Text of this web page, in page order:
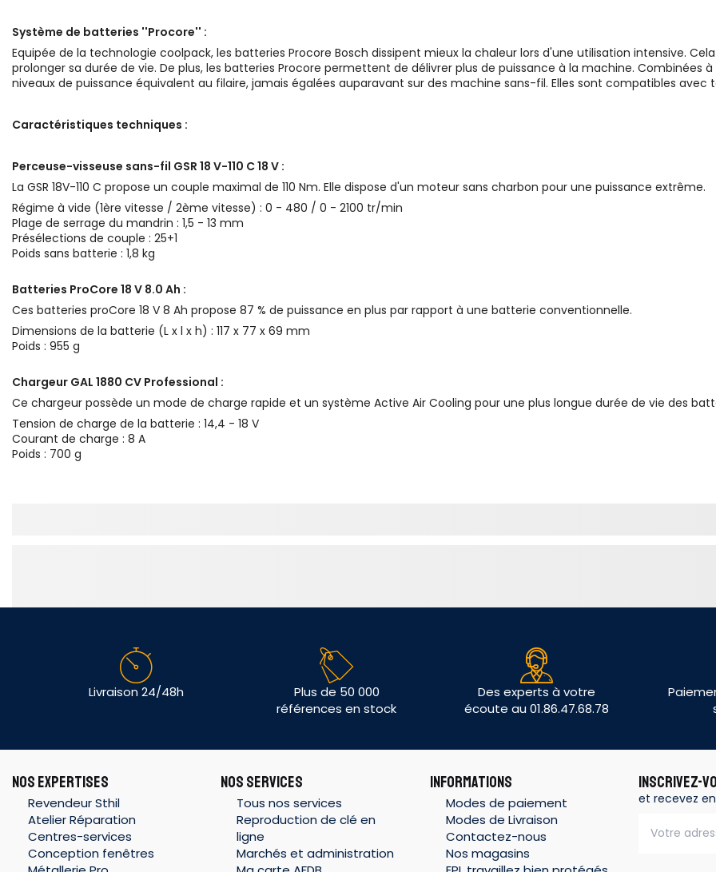
Système de batteries ''Procore'' :
Equipée de la technologie coolpack, les batteries Procore Bosch dissipent mieux la chaleur lors d'une utilisation intensive.
prolonger sa durée de vie. De plus, les batteries Procore permettent de délivrer plus de puissance à la machine.
niveaux de puissance équivalent au filaire, jamais égalées auparavant sur des machine sans-fil. Elles sont compatibles avec
Caractéristiques techniques :
Perceuse-visseuse sans-fil GSR 18 V-110 C 18 V :
La GSR 18V-110 C propose un couple maximal de 110 Nm. Elle dispose d'un moteur sans charbon pour une puissance extrême.
Régime à vide (1ère vitesse / 2ème vitesse) : 0 - 480 / 0 - 2100 tr/min
Plage de serrage du mandrin : 1,5 - 13 mm
Présélections de couple : 25+1
Poids sans batterie : 1,8 kg
Batteries ProCore 18 V 8.0 Ah :
Ces batteries proCore 18 V 8 Ah propose 87 % de puissance en plus par rapport à une batterie conventionnelle.
Dimensions de la batterie (L x l x h) : 117 x 77 x 69 mm
Poids : 955 g
Chargeur GAL 1880 CV Professional :
Ce chargeur possède un mode de charge rapide et un système Active Air Cooling pour une plus longue durée de vie des
Tension de charge de la batterie : 14,4 - 18 V
Courant de charge : 8 A
Poids : 700 g
Livraison 24/48h
Plus de 50 000
références en stock
Des experts à votre
écoute au 01.86.47.68.78
NOS EXPERTISES
Revendeur Sthil
Atelier Réparation
Centres-services
Conception fenêtres
NOS SERVICES
Tous nos services
Reproduction de clé en
ligne
Marchés et administration
INFORMATIONS
Modes de paiement
Modes de Livraison
Contactez-nous
Nos magasins
INSCRIVEZ-
et recevez